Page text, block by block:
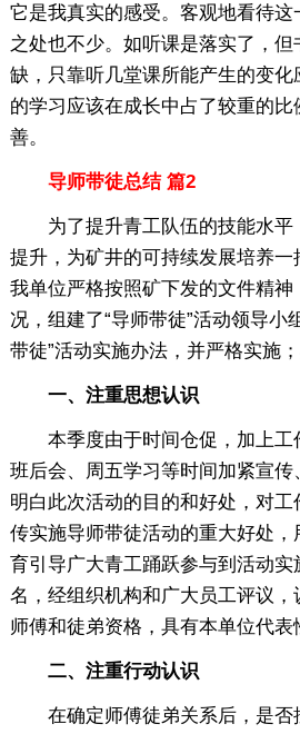
它是我真实的感受。客观地看待这
之处也不少。如听课是落实了，
缺，只靠听几堂课所能产生的变
的学习应该在成长中占了较重的
善。
导师带徒总结 篇2
为了提升青工队伍的技能水平
提升，为矿井的可持续发展培养一
我单位严格按照矿下发的文件精神
况，组建了“导师带徒”活动领导小
带徒”活动实施办法，并严格实施
一、注重思想认识
本季度由于时间仓促，加上工
班后会、周五学习等时间加紧宣
明白此次活动的目的和好处，对
传实施导师带徒活动的重大好处
育引导广大青工踊跃参与到活动实
名，经组织机构和广大员工评议
师傅和徒弟资格，具有本单位代表
二、注重行动认识
在确定师傅徒弟关系后，是否